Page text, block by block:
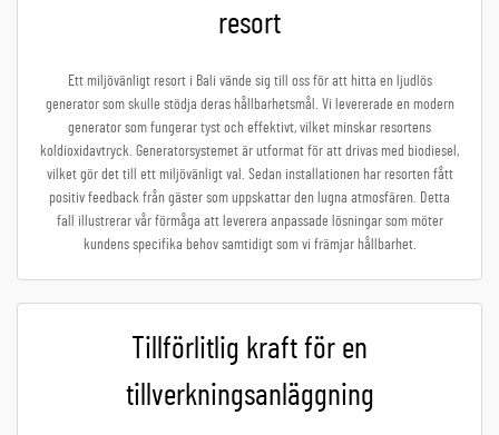
resort
Ett miljövänligt resort i Bali vände sig till oss för att hitta en ljudlös
generator som skulle stödja deras hållbarhetsmål. Vi levererade en modern
generator som fungerar tyst och effektivt, vilket minskar resortens
koldioxidavtryck. Generatorsystemet är utformat för att drivas med biodiesel,
vilket gör det till ett miljövänligt val. Sedan installationen har resorten fått
positiv feedback från gäster som uppskattar den lugna atmosfären. Detta
fall illustrerar vår förmåga att leverera anpassade lösningar som möter
kundens specifika behov samtidigt som vi främjar hållbarhet.
Tillförlitlig kraft för en
tillverkningsanläggning